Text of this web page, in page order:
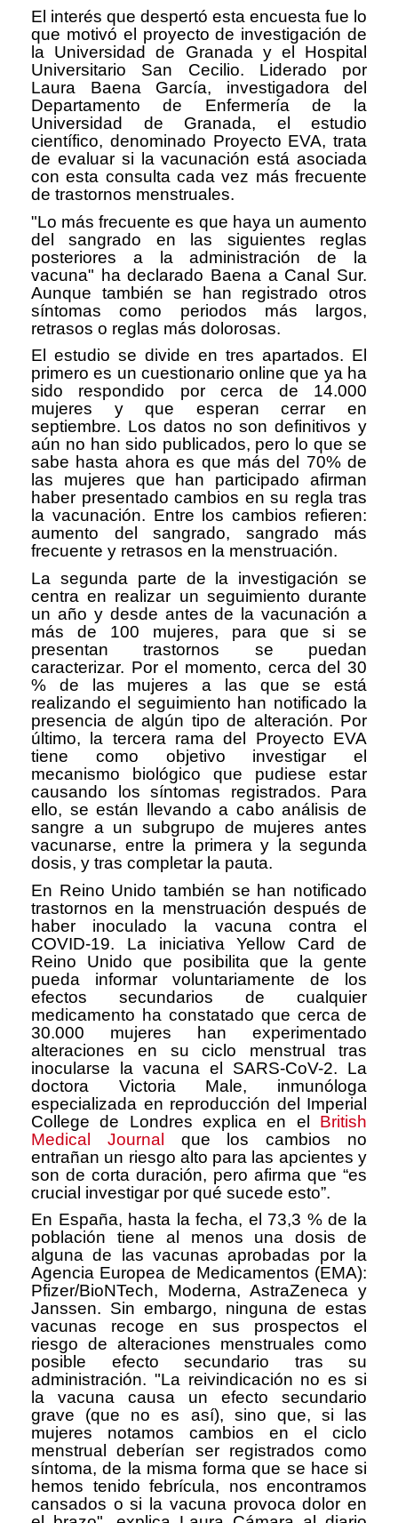
El interés que despertó esta encuesta fue lo
que motivó el proyecto de investigación de
la Universidad de Granada y el Hospital
Universitario San Cecilio. Liderado por
Laura Baena García, investigadora del
Departamento de Enfermería de la
Universidad de Granada, el estudio
científico, denominado Proyecto EVA, trata
de evaluar si la vacunación está asociada
con esta consulta cada vez más frecuente
de trastornos menstruales.
"Lo más frecuente es que haya un aumento
del sangrado en las siguientes reglas
posteriores a la administración de la
vacuna" ha declarado Baena a Canal Sur.
Aunque también se han registrado otros
síntomas como periodos más largos,
retrasos o reglas más dolorosas.
El estudio se divide en tres apartados. El
primero es un cuestionario online que ya ha
sido respondido por cerca de 14.000
mujeres y que esperan cerrar en
septiembre. Los datos no son definitivos y
aún no han sido publicados, pero lo que se
sabe hasta ahora es que más del 70% de
las mujeres que han participado afirman
haber presentado cambios en su regla tras
la vacunación. Entre los cambios refieren:
aumento del sangrado, sangrado más
frecuente y retrasos en la menstruación.
La segunda parte de la investigación se
centra en realizar un seguimiento durante
un año y desde antes de la vacunación a
más de 100 mujeres, para que si se
presentan trastornos se puedan
caracterizar. Por el momento, cerca del 30
% de las mujeres a las que se está
realizando el seguimiento han notificado la
presencia de algún tipo de alteración. Por
último, la tercera rama del Proyecto EVA
tiene como objetivo investigar el
mecanismo biológico que pudiese estar
causando los síntomas registrados. Para
ello, se están llevando a cabo análisis de
sangre a un subgrupo de mujeres antes
vacunarse, entre la primera y la segunda
dosis, y tras completar la pauta.
En Reino Unido también se han notificado
trastornos en la menstruación después de
haber inoculado la vacuna contra el
COVID-19. La iniciativa Yellow Card de
Reino Unido que posibilita que la gente
pueda informar voluntariamente de los
efectos secundarios de cualquier
medicamento ha constatado que cerca de
30.000 mujeres han experimentado
alteraciones en su ciclo menstrual tras
inocularse la vacuna el SARS-CoV-2. La
doctora Victoria Male, inmunóloga
especializada en reproducción del Imperial
College de Londres explica en el British
Medical Journal que los cambios no
entrañan un riesgo alto para las apcientes y
son de corta duración, pero afirma que “es
crucial investigar por qué sucede esto”.
En España, hasta la fecha, el 73,3 % de la
población tiene al menos una dosis de
alguna de las vacunas aprobadas por la
Agencia Europea de Medicamentos (EMA):
Pfizer/BioNTech, Moderna, AstraZeneca y
Janssen. Sin embargo, ninguna de estas
vacunas recoge en sus prospectos el
riesgo de alteraciones menstruales como
posible efecto secundario tras su
administración. "La reivindicación no es si
la vacuna causa un efecto secundario
grave (que no es así), sino que, si las
mujeres notamos cambios en el ciclo
menstrual deberían ser registrados como
síntoma, de la misma forma que se hace si
hemos tenido febrícula, nos encontramos
cansados o si la vacuna provoca dolor en